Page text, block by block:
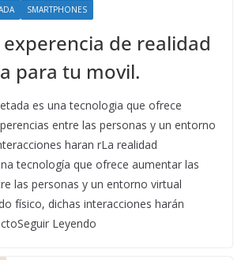
SMARTPHONES
experencia de realidad
para tu movil.
es una tecnologia que ofrece
entre las personas y un entorno
haran rLa realidad
tecnología que ofrece aumentar las
las personas y un entorno virtual
físico, dichas interacciones harán
Leyendo